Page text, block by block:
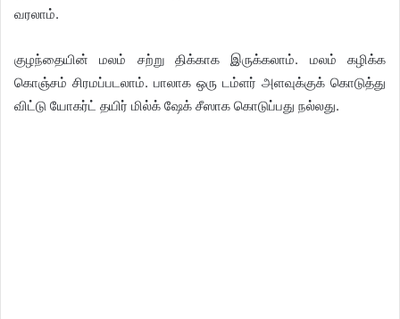
வரலாம்.
குழந்தையின் மலம் சற்று திக்காக இருக்கலாம். மலம் கழிக்க
கொஞ்சம் சிரமப்படலாம். பாலாக ஒரு டம்ளர் அளவுக்குக் கொடுத்து
விட்டு யோகர்ட் தயிர் மில்க் ஷேக் சீஸாக கொடுப்பது நல்லது.